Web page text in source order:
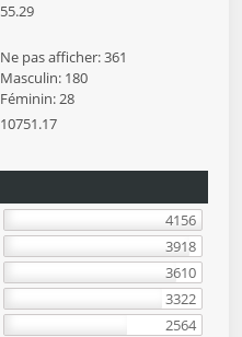
55.29
Ne pas afficher: 361
Masculin: 180
Féminin: 28
10751.17
4156
3918
3610
3322
2564